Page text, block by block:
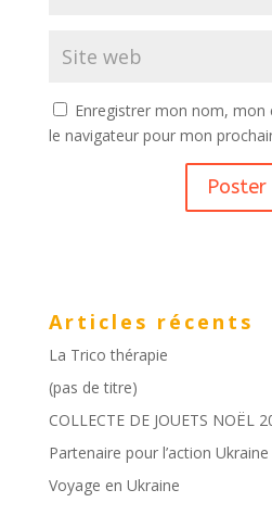
Enregistrer mon nom,
le navigateur pour mon
Articles récents
La Trico thérapie
(pas de titre)
COLLECTE DE JOUETS NOËL
Partenaire pour l’action Ukraine
Voyage en Ukraine